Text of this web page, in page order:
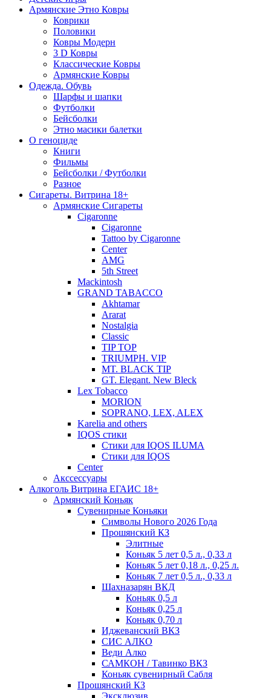
Армянские Этно Ковры
Коврики
Половики
Ковры Модерн
3 D Ковры
Классические Ковры
Армянские Ковры
Одежда. Обувь
Шарфы и шапки
Футболки
Бейсболки
Этно масики балетки
О геноциде
Книги
Фильмы
Бейсболки / Футболки
Разное
Сигареты. Витрина 18+
Армянские Сигареты
Cigaronne
Cigaronne
Tattoo by Cigaronne
Center
AMG
5th Street
Mackintosh
GRAND TABACCO
Akhtamar
Ararat
Nostalgia
Classic
TIP TOP
TRIUMPH. VIP
MT. BLACK TIP
GT. Elegant. New Bleck
Lex Tobacco
MORION
SOPRANO, LEX, ALEX
Karelia and others
IQOS стики
Стики для IQOS ILUMA
Стики для IQOS
Сenter
Акссессуары
Алкоголь Витрина ЕГАИС 18+
Армянский Коньяк
Сувенирные Коньяки
Символы Нового 2026 Года
Прошянский КЗ
Элитные
Коньяк 5 лет 0,5 л., 0,33 л
Коньяк 5 лет 0,18 л., 0,25 л.
Коньяк 7 лет 0,5 л., 0,33 л
Шахназарян ВКД
Коньяк 0,5 л
Коньяк 0,25 л
Коньяк 0,70 л
Иджеванский ВКЗ
СИС АЛКО
Веди Алко
САМКОН / Тавинко ВКЗ
Коньяк сувенирный Сабля
Прошянский КЗ
Эксклюзив